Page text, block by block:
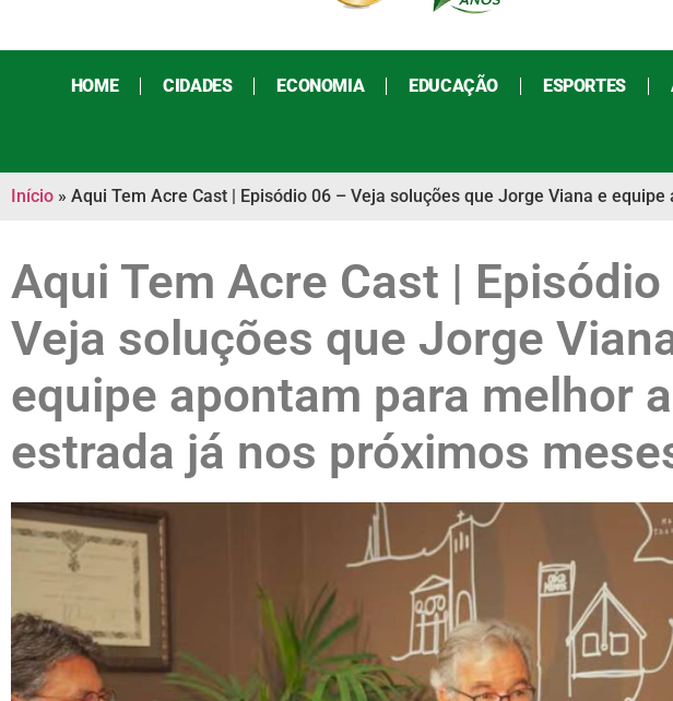
HOME CIDADES ECONOMIA EDUCAÇÃO ESPORTES
Início » Aqui Tem Acre Cast | Episódio 06 – Veja soluções que Jorge Viana e
Aqui Tem Acre Cast |
Veja soluções que Jorge
equipe apontam para melhor
estrada já nos próximos